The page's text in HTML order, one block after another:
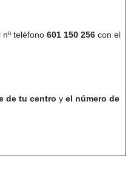
teléfono 601 150 256 con el
de tu centro y el número de